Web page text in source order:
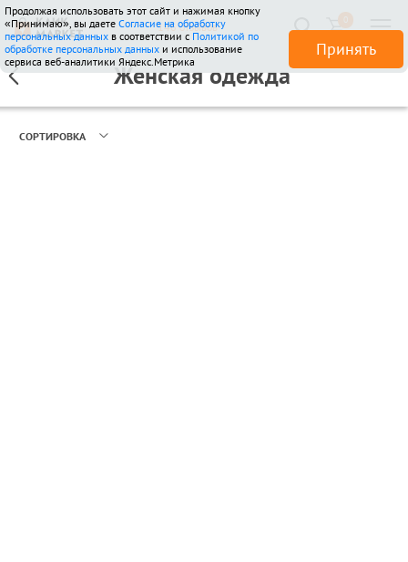
146 отзывов
Продолжая использовать этот сайт и нажимая кнопку
«Принимаю», вы даете Согласие на обработку
персональных данных в соответствии с Политикой по
обработке персональных данных и использование
сервиса веб-аналитики Яндекс.Метрика
Принять
Женская одежда
СОРТИРОВКА